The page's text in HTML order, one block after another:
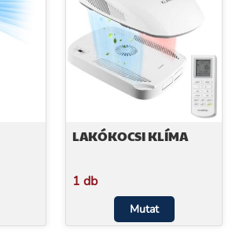
LAKÓKOCSI KLÍMA
1 db
Mutat